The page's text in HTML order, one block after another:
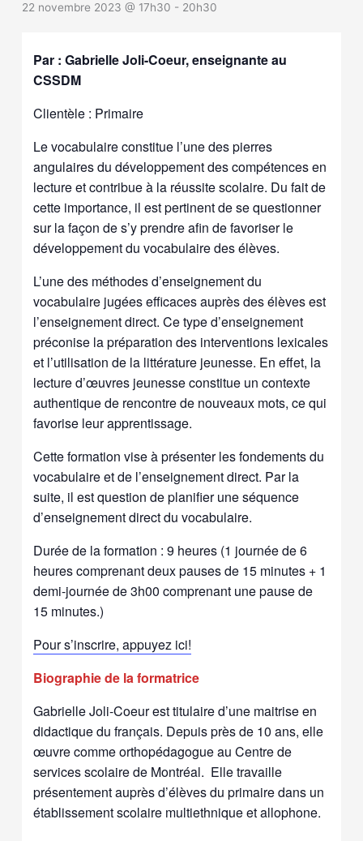
22 novembre 2023 @ 17h30 - 20h30
Par : Gabrielle Joli-Coeur, enseignante au
CSSDM
Clientèle : Primaire
Le vocabulaire constitue l’une des pierres
angulaires du développement des compétences en
lecture et contribue à la réussite scolaire. Du fait de
cette importance, il est pertinent de se questionner
sur la façon de s’y prendre afin de favoriser le
développement du vocabulaire des élèves.
L’une des méthodes d’enseignement du
vocabulaire jugées efficaces auprès des élèves est
l’enseignement direct. Ce type d’enseignement
préconise la préparation des interventions lexicales
et l’utilisation de la littérature jeunesse. En effet, la
lecture d’œuvres jeunesse constitue un contexte
authentique de rencontre de nouveaux mots, ce qui
favorise leur apprentissage.
Cette formation vise à présenter les fondements du
vocabulaire et de l’enseignement direct. Par la
suite, il est question de planifier une séquence
d’enseignement direct du vocabulaire.
Durée de la formation : 9 heures (1 journée de 6
heures comprenant deux pauses de 15 minutes + 1
demi-journée de 3h00 comprenant une pause de
15 minutes.)
Pour s’inscrire, appuyez ici!
Biographie de la formatrice
Gabrielle Joli-Coeur est titulaire d’une maitrise en
didactique du français. Depuis près de 10 ans, elle
œuvre comme orthopédagogue au Centre de
services scolaire de Montréal. Elle travaille
présentement auprès d’élèves du primaire dans un
établissement scolaire multiethnique et allophone.